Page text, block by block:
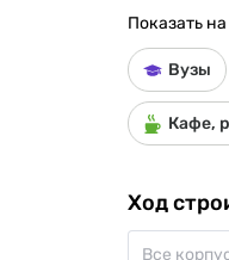
Показать
Вузы
Кафе,
Ход